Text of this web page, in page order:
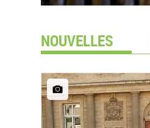
NOUVELLES